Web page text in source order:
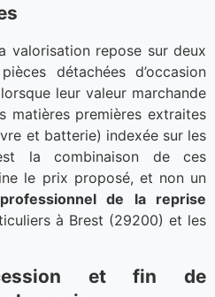
valorisation repose sur deux
détachées d’occasion
leur valeur marchande
matières premières extraites
et batterie) indexée sur les
la combinaison de ces
le prix proposé, et non un
de la reprise
à Brest (29200) et les
et fin de